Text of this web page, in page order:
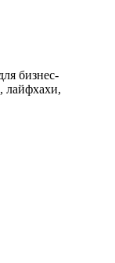
бизнес-
лайфхахи,